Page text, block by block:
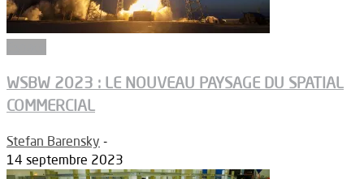
WSBW 2023 : LE NOUVEAU PAYSAGE DU SPATIAL
COMMERCIAL
Stefan Barensky -
14 septembre 2023